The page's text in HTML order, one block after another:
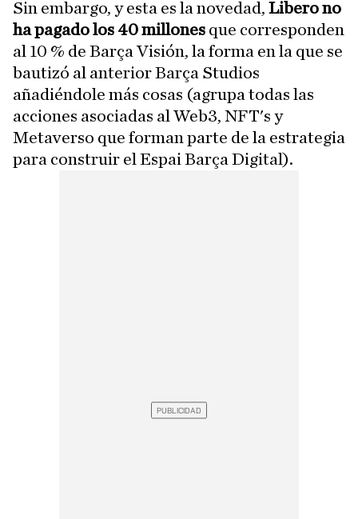
Sin embargo, y esta es la novedad, Libero no
ha pagado los 40 millones que corresponden
al 10 % de Barça Visión, la forma en la que se
bautizó al anterior Barça Studios
añadiéndole más cosas (agrupa todas las
acciones asociadas al Web3, NFT's y
Metaverso que forman parte de la estrategia
para construir el Espai Barça Digital).